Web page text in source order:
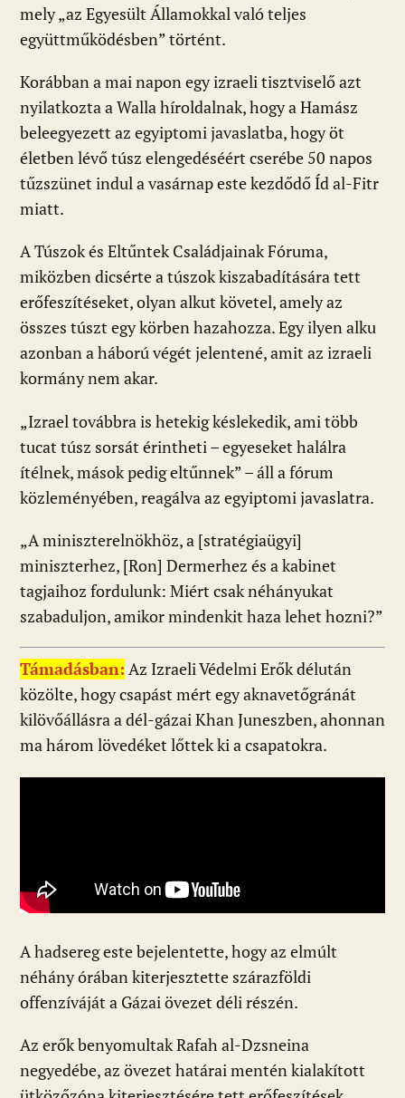
mely „az Egyesült Államokkal való teljes
együttműködésben” történt.
Korábban a mai napon egy izraeli tisztviselő azt
nyilatkozta a Walla híroldalnak, hogy a Hamász
beleegyezett az egyiptomi javaslatba, hogy öt
életben lévő túsz elengedéséért cserébe 50 napos
tűzszünet indul a vasárnap este kezdődő Íd al-Fitr
miatt.
A Túszok és Eltűntek Családjainak Fóruma,
miközben dicsérte a túszok kiszabadítására tett
erőfeszítéseket, olyan alkut követel, amely az
összes túszt egy körben hazahozza. Egy ilyen alku
azonban a háború végét jelentené, amit az izraeli
kormány nem akar.
„Izrael továbbra is hetekig késlekedik, ami több
tucat túsz sorsát érintheti – egyeseket halálra
ítélnek, mások pedig eltűnnek” – áll a fórum
közleményében, reagálva az egyiptomi javaslatra.
„A miniszterelnökhöz, a [stratégiaügyi]
miniszterhez, [Ron] Dermerhez és a kabinet
tagjaihoz fordulunk: Miért csak néhányukat
szabaduljon, amikor mindenkit haza lehet hozni?”
Támadásban: Az Izraeli Védelmi Erők délután
közölte, hogy csapást mért egy aknavetőgránát
kilövőállásra a dél-gázai Khan Juneszben, ahonnan
ma három lövedéket lőttek ki a csapatokra.
A hadsereg este bejelentette, hogy az elmúlt
néhány órában kiterjesztette szárazföldi
offenzíváját a Gázai övezet déli részén.
Az erők benyomultak Rafah al-Dzsneina
negyedébe, az övezet határai mentén kialakított